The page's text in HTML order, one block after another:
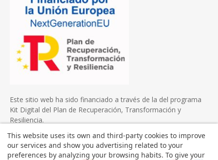
Este sitio web ha sido financiado a través de la del programa
Kit Digital del Plan de Recuperación, Transformación y
Resiliencia.
This website uses its own and third-party cookies to improve
our services and show you advertising related to your
preferences by analyzing your browsing habits. To give your